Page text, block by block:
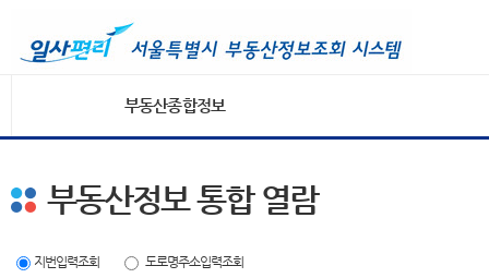
부동산종합정보
부동산정보 통합 열람
지번입력조회 도로명주소입력조회